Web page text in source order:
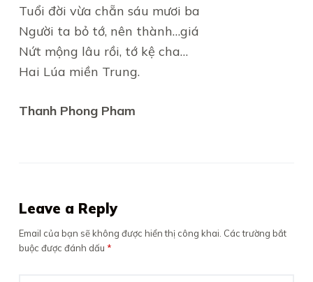
Tuổi đời vừa chẵn sáu mươi ba
Người ta bỏ tớ, nên thành…giá
Nứt mộng lâu rồi, tớ kệ cha…
Hai Lúa miền Trung.
Thanh Phong Pham
Leave a Reply
Email của bạn sẽ không được hiển thị công khai. Các trường bắt
buộc được đánh dấu *